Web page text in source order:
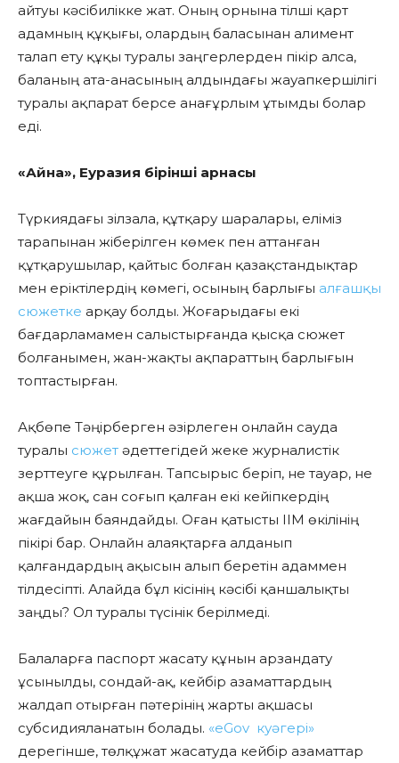
айтуы кәсібилікке жат. Оның орнына тілші қарт
адамның құқығы, олардың баласынан алимент
талап ету құқы туралы заңгерлерден пікір алса,
баланың ата-анасының алдындағы жауапкершілігі
туралы ақпарат берсе анағұрлым ұтымды болар
еді.
«Айна», Еуразия бірінші арнасы
Түркиядағы зілзала, құтқару шаралары, еліміз
тарапынан жіберілген көмек пен аттанған
құтқарушылар, қайтыс болған қазақстандықтар
мен еріктілердің көмегі, осының барлығы алғашқы
сюжетке арқау болды. Жоғарыдағы екі
бағдарламамен салыстырғанда қысқа сюжет
болғанымен, жан-жақты ақпараттың барлығын
топтастырған.
Ақбөпе Тәңірберген әзірлеген онлайн сауда
туралы сюжет әдеттегідей жеке журналистік
зерттеуге құрылған. Тапсырыс беріп, не тауар, не
ақша жоқ, сан соғып қалған екі кейіпкердің
жағдайын баяндайды. Оған қатысты ІІМ өкілінің
пікірі бар. Онлайн алаяқтарға алданып
қалғандардың ақысын алып беретін адаммен
тілдесіпті. Алайда бұл кісінің кәсібі қаншалықты
заңды? Ол туралы түсінік берілмеді.
Балаларға паспорт жасату құнын арзандату
ұсынылды, сондай-ақ, кейбір азаматтардың
жалдап отырған пәтерінің жарты ақшасы
субсидияланатын болады. «eGov куәгері»
дерегінше, төлқұжат жасатуда кейбір азаматтар